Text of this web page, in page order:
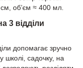
об’єм ≈ 400 мл.
3 відділи
допомагає зручно
школі, садочку, на